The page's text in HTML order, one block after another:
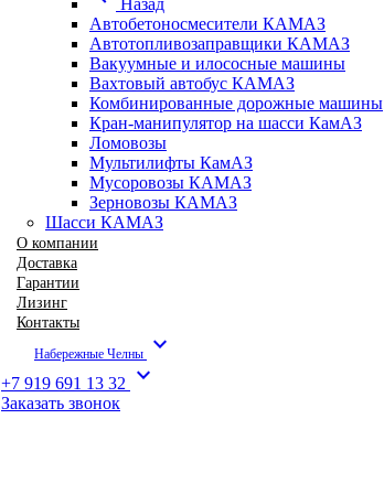
Назад
Автобетоносмесители КАМАЗ
Автотопливозаправщики КАМАЗ
Вакуумные и илососные машины
Вахтовый автобус КАМАЗ
Комбинированные дорожные машины
Кран-манипулятор на шасси КамАЗ
Ломовозы
Мультилифты КамАЗ
Мусоровозы КАМАЗ
Зерновозы КАМАЗ
Шасси КАМАЗ
О компании
Доставка
Гарантии
Лизинг
Контакты
Набережные Челны expand_more
+7 919 691 13 32 expand_more
Заказать звонок